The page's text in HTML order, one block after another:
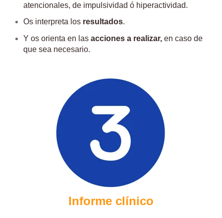
atencionales, de impulsividad ó hiperactividad.
Os interpreta los resultados.
Y os orienta en lasacciones a realizar, en caso de
que sea necesario.
Informe clínico